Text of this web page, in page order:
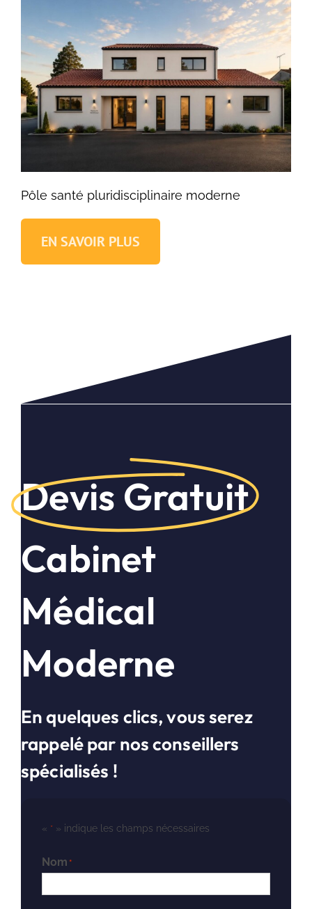
Pôle santé pluridisciplinaire moderne
EN SAVOIR PLUS
Devis Gratuit
Cabinet
Médical
Moderne
En quelques clics, vous serez
rappelé par nos conseillers
spécialisés !
« * » indique les champs nécessaires
Nom *